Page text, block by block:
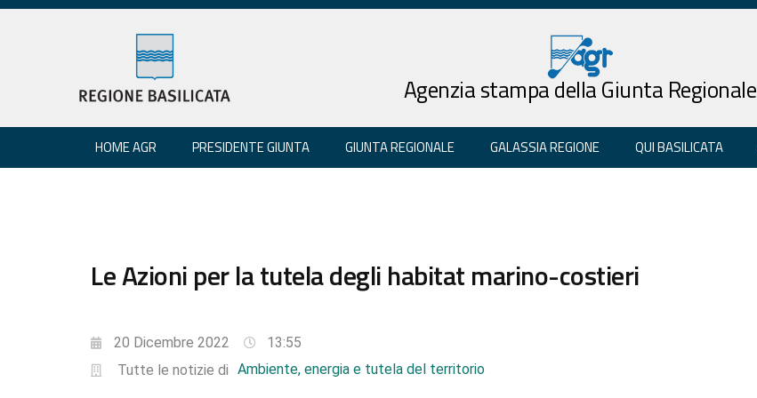
Agenzia stampa della Giunta Regionale
HOME AGR PRESIDENTE GIUNTA GIUNTA REGIONALE GALASSIA REGIONE QUI BASILICATA
Le Azioni per la tutela degli habitat marino-costieri
20 Dicembre 2022
13:55
Tutte le notizie di Ambiente, energia e tutela del territorio